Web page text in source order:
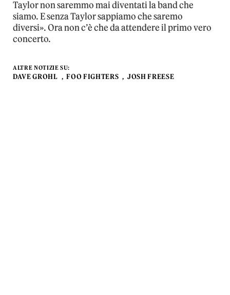
Taylor non saremmo mai diventati la band che
siamo. E senza Taylor sappiamo che saremo
diversi». Ora non c’è che da attendere il primo vero
concerto.
ALTRE NOTIZIE SU:
DAVE GROHL FOO FIGHTERS JOSH FREESE